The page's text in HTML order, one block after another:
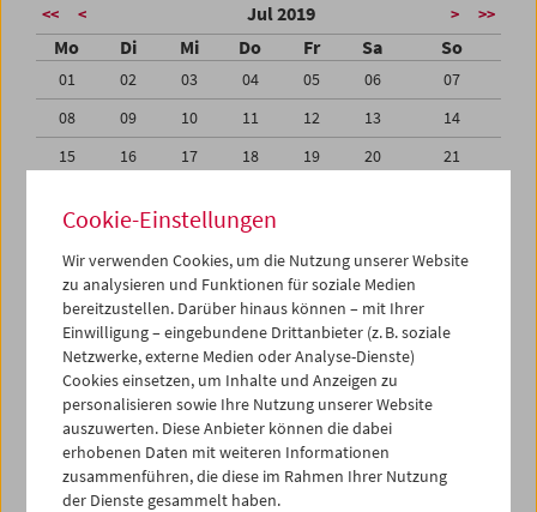
<< < Jul 2019 > >>
Mo Di Mi Do Fr Sa So
01 02 03 04 05 06
07
08
09 10 11 12 13
14
15
16 17 18 19 20
21
29
30 31 01
05
06 07 08 09 10 11
iCalender
Programmheft-PDF
English language or subtitles
Cookie-Einstellungen
Wir verwenden Cookies, um die Nutzung unserer Website
zu analysieren und Funktionen für soziale Medien
bereitzustellen. Darüber hinaus können – mit Ihrer
Einwilligung – eingebundene Drittanbieter (z. B. soziale
Netzwerke, externe Medien oder Analyse-Dienste)
Cookies einsetzen, um Inhalte und Anzeigen zu
personalisieren sowie Ihre Nutzung unserer Website
auszuwerten. Diese Anbieter können die dabei
erhobenen Daten mit weiteren Informationen
zusammenführen, die diese im Rahmen Ihrer Nutzung
der Dienste gesammelt haben.